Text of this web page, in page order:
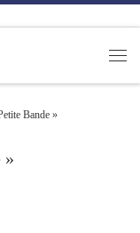
Bande »
»